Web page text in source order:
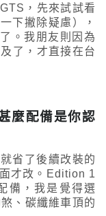
，先來試試看
下撇除疑慮），
。我朋友則因為
了，才直接在台
麼配備是你認
省了後續改裝的
才改。Edition 1
備，我是覺得選
、碳纖維車頂的